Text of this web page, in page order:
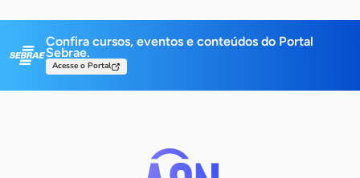
Confira cursos, eventos e conteúdos do Portal
Sebrae.
Acesse o Portal